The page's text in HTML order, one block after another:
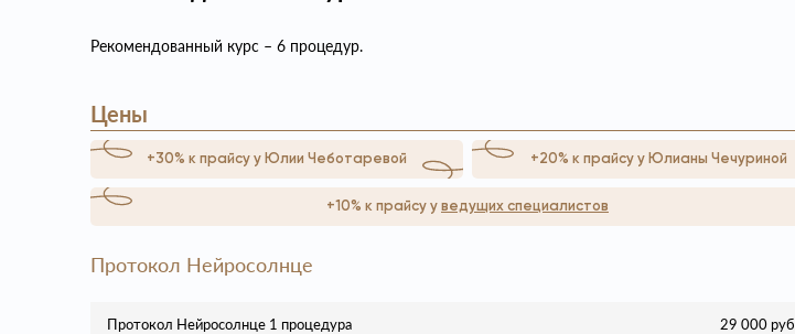
Рекомендованный курс – 6 процедур.
Цены
+30% к прайсу у Юлии Чеботаревой +20% к прайсу у Юлианы Чечуриной
+10% к прайсу у ведущих специалистов
Протокол Нейросолнце
Протокол Нейросолнце 1 процедура 29 000 руб.